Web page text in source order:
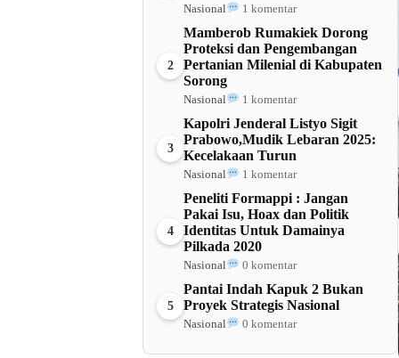
Nasional 1 komentar
2
Mamberob Rumakiek Dorong
Proteksi dan Pengembangan
Pertanian Milenial di Kabupaten
Sorong
Nasional 1 komentar
3
Kapolri Jenderal Listyo Sigit
Prabowo,Mudik Lebaran 2025:
Kecelakaan Turun
Nasional 1 komentar
4
Peneliti Formappi : Jangan
Pakai Isu, Hoax dan Politik
Identitas Untuk Damainya
Pilkada 2020
Nasional 0 komentar
5
Pantai Indah Kapuk 2 Bukan
Proyek Strategis Nasional
Nasional 0 komentar